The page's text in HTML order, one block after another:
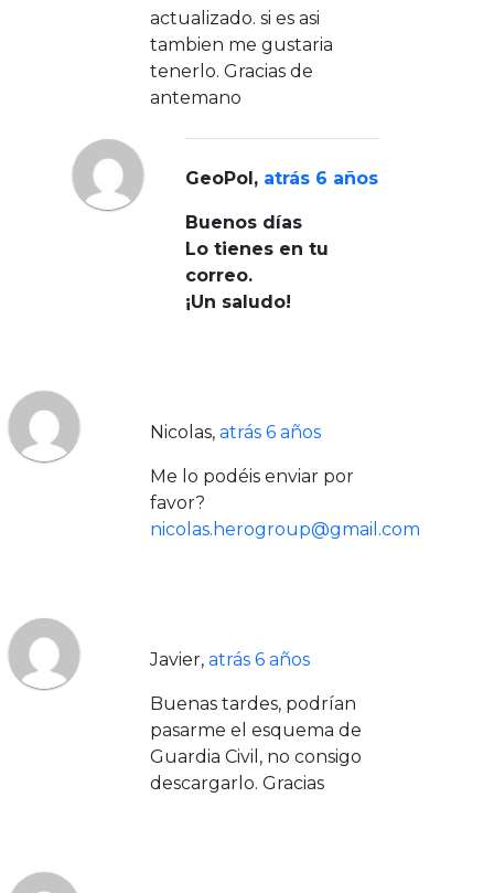
actualizado. si es asi
tambien me gustaria
tenerlo. Gracias de
antemano
GeoPol, atrás 6 años
Buenos días
Lo tienes en tu
correo.
¡Un saludo!
Nicolas, atrás 6 años
Me lo podéis enviar por
favor?
nicolas.herogroup@gmail.com
Javier, atrás 6 años
Buenas tardes, podrían
pasarme el esquema de
Guardia Civil, no consigo
descargarlo. Gracias